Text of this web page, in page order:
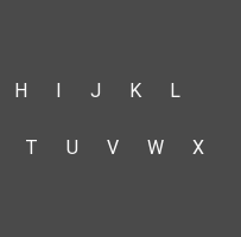
H I J K L
T U V W X